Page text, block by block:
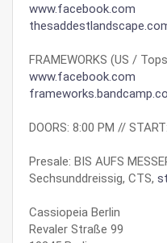
www.facebook.com
FRAMEWORKS (US /
www.facebook.com
DOORS: 8:00 PM //
Presale: BIS AUFS
Sechsunddreissig, CTS,
Cassiopeia Berlin
Revaler Straße 99